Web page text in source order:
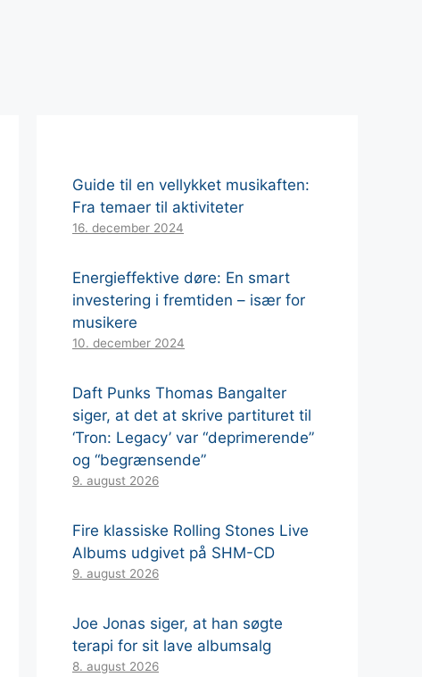
Guide til en vellykket musikaften:
Fra temaer til aktiviteter
16. december 2024
Energieffektive døre: En smart
investering i fremtiden – især for
musikere
10. december 2024
Daft Punks Thomas Bangalter
siger, at det at skrive partituret til
‘Tron: Legacy’ var “deprimerende”
og “begrænsende”
9. august 2026
Fire klassiske Rolling Stones Live
Albums udgivet på SHM-CD
9. august 2026
Joe Jonas siger, at han søgte
terapi for sit lave albumsalg
8. august 2026